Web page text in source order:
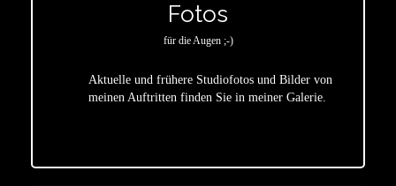
Fotos
für die Augen ;-)
Aktuelle und frühere Studiofotos und Bilder von
meinen Auftritten finden Sie in meiner Galerie.